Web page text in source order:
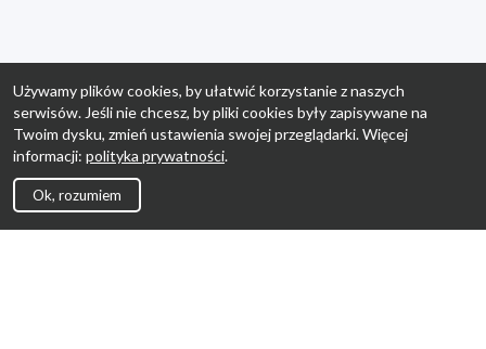
Używamy plików cookies, by ułatwić korzystanie z naszych
serwisów. Jeśli nie chcesz, by pliki cookies były zapisywane na
Twoim dysku, zmień ustawienia swojej przeglądarki. Więcej
informacji: polityka prywatności.
Ok, rozumiem